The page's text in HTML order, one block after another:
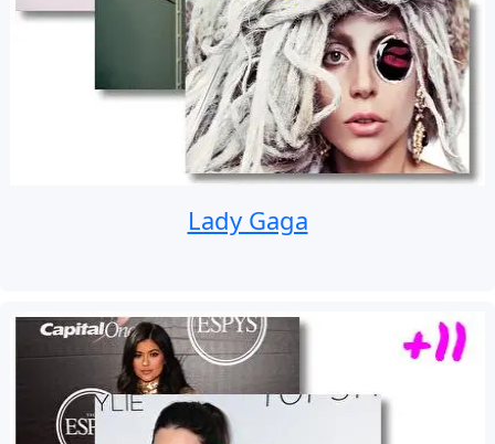
Lady Gaga